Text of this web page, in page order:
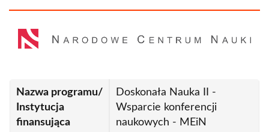
Nazwa programu/
Instytucja
finansująca
Doskonała Nauka II -
Wsparcie konferencji
naukowych - MEiN
Monografia w języku polskim i angielskim
Nowa metodyka kategoryzacji śladów
krwawych ujawnionych metodą
chemiluminescencji, na miejscu zdarzenia,